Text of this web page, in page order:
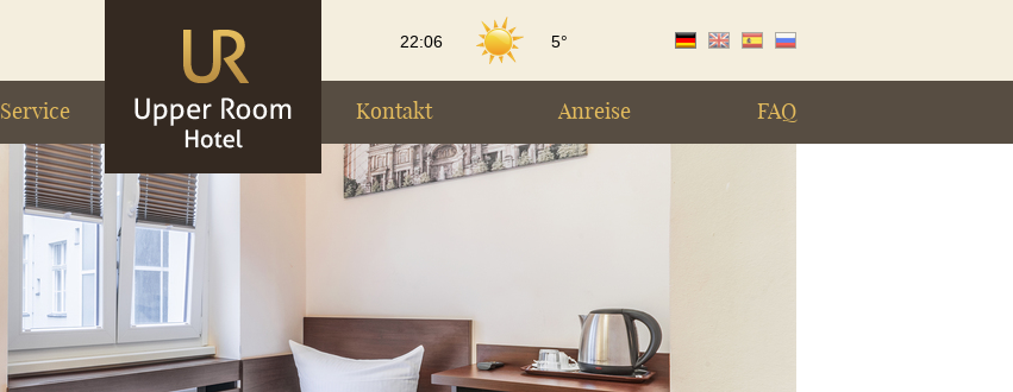
22:06 5°
de
Service Kontakt Anreise FAQ